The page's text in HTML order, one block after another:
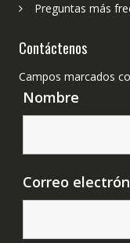
Preguntas más
Contáctenos
Campos marcados
Nombre
Correo